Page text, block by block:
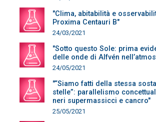
"Clima, abitabilità e
Proxima Centauri B"
24/03/2021
"Sotto questo Sole: prima
delle onde di Alfvén
24/05/2021
"“Siamo fatti della stessa
stelle”: parallelismo
neri supermassicci e cancro"
25/05/2021